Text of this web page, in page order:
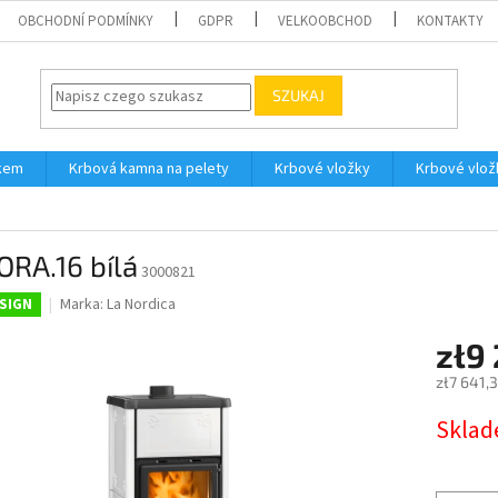
OBCHODNÍ PODMÍNKY GDPR VELKOOBCHOD KONTAKTY
SZUKAJ
Krbová kamna na pelety Krbové vložky Krbové
bílá 3000821
Marka: La Nordica
zł9
zł7